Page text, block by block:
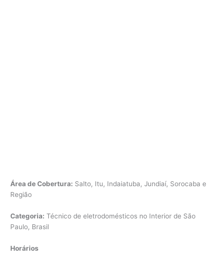
Área de Cobertura: Salto, Itu, Indaiatuba, Jundiaí, Sorocaba e
Região
Categoria: Técnico de eletrodomésticos no Interior de São
Paulo, Brasil
Horários